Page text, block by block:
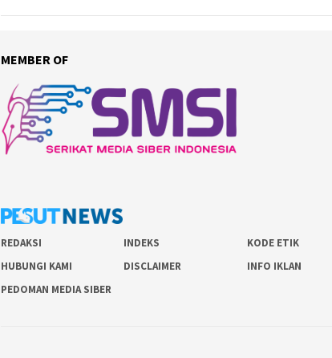
MEMBER OF
REDAKSI INDEKS
KODE ETIK
HUBUNGI KAMI
DISCLAIMER
INFO IKLAN
PEDOMAN MEDIA SIBER